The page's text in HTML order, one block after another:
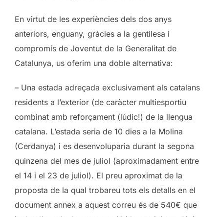
En virtut de les experiències dels dos anys
anteriors, enguany, gràcies a la gentilesa i
compromís de Joventut de la Generalitat de
Catalunya, us oferim una doble alternativa:
– Una estada adreçada exclusivament als catalans
residents a l’exterior (de caràcter multiesportiu
combinat amb reforçament (lúdic!) de la llengua
catalana. L’estada seria de 10 dies a la Molina
(Cerdanya) i es desenvoluparia durant la segona
quinzena del mes de juliol (aproximadament entre
el 14 i el 23 de juliol). El preu aproximat de la
proposta de la qual trobareu tots els detalls en el
document annex a aquest correu és de 540€ que